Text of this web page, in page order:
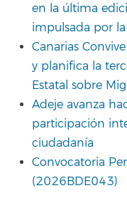
en la última
impulsada por
Canarias
y planifica la
Estatal sobre
Adeje avanza
participación
ciudadanía
Convocatoria
(2026BDE043)